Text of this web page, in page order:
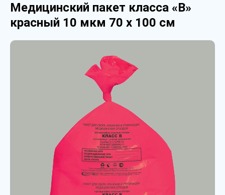
Медицинский пакет класса «В»
красный 10 мкм 70 х 100 см